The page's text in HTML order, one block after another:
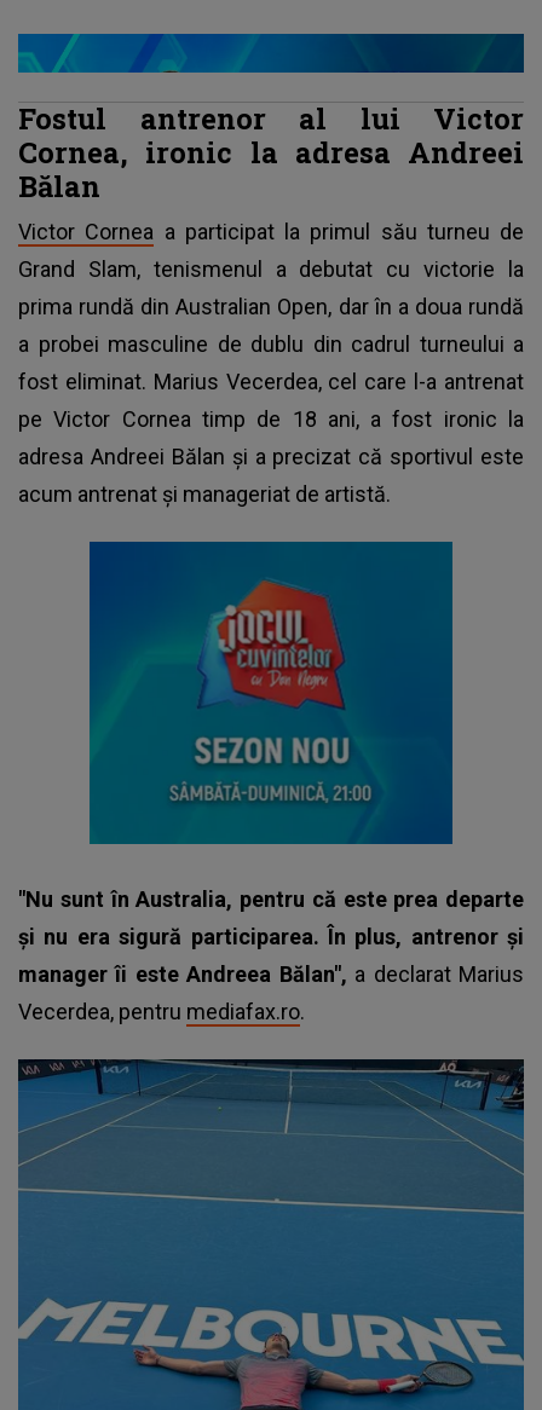
Fostul antrenor al lui Victor
Cornea, ironic la adresa Andreei
Bălan
Victor Cornea a participat la primul său turneu de
Grand Slam, tenismenul a debutat cu victorie la
prima rundă din Australian Open, dar în a doua rundă
a probei masculine de dublu din cadrul turneului a
fost eliminat. Marius Vecerdea, cel care l-a antrenat
pe Victor Cornea timp de 18 ani, a fost ironic la
adresa Andreei Bălan și a precizat că sportivul este
acum antrenat și manageriat de artistă.
"Nu sunt în Australia, pentru că este prea departe
și nu era sigură participarea. În plus, antrenor și
manager îi este Andreea Bălan", a declarat Marius
Vecerdea, pentru mediafax.ro.